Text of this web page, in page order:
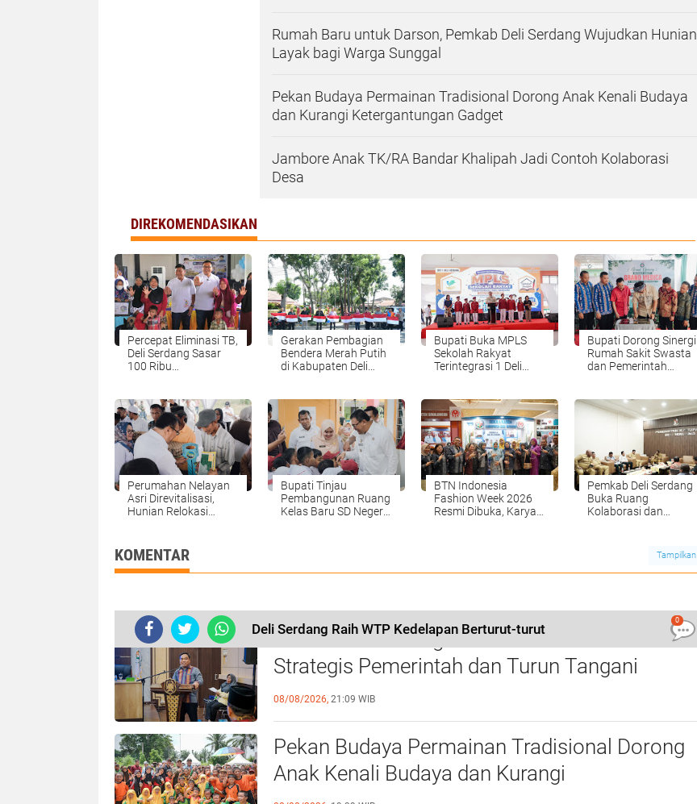
Rumah Baru untuk Darson, Pemkab Deli Serdang Wujudkan Hunian
Layak bagi Warga Sunggal
Pekan Budaya Permainan Tradisional Dorong Anak Kenali Budaya
dan Kurangi Ketergantungan Gadget
Jambore Anak TK/RA Bandar Khalipah Jadi Contoh Kolaborasi
Desa
DIREKOMENDASIKAN
Percepat Eliminasi TB,
Deli Serdang Sasar
100 Ribu
CKG dan Program 3
Juta Rumah
Gerakan Pembagian
Bendera Merah Putih
di Kabupaten Deli
Bupati Buka MPLS
Sekolah Rakyat
Terintegrasi 1 Deli
Bupati Dorong Sinergi
Rumah Sakit Swasta
dan Pemerintah
Masyarakat
Perumahan Nelayan
Asri Direvitalisasi,
Hunian Relokasi
Tanpa Dipungut Biaya
Bupati Tinjau
Pembangunan Ruang
Kelas Baru SD Negeri
BTN Indonesia
Fashion Week 2026
Resmi Dibuka, Karya
Pemkab Deli Serdang
Buka Ruang
Kolaborasi dan
serta Pertanian
KOMENTAR Tampilkan
Deli Serdang Raih WTP Kedelapan Berturut-turut
0
Rico Waas Dorong IPSM Medan Jadi Mitra
Strategis Pemerintah dan Turun Tangani
Persoalan Sosial Warga
08/08/2026, 21:09 WIB
Pekan Budaya Permainan Tradisional Dorong
Anak Kenali Budaya dan Kurangi